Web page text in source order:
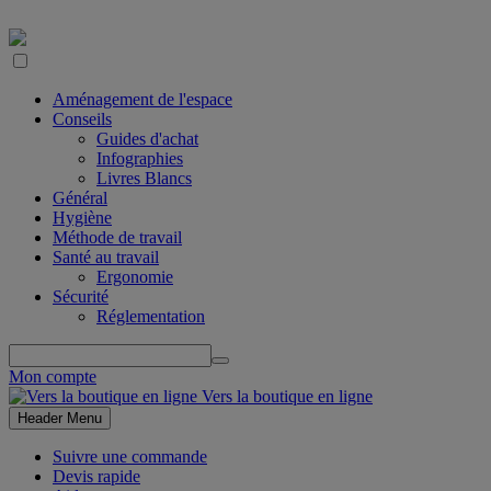
Aménagement de l'espace
Conseils
Guides d'achat
Infographies
Livres Blancs
Général
Hygiène
Méthode de travail
Santé au travail
Ergonomie
Sécurité
Réglementation
Mon compte
Vers la boutique en ligne
Header Menu
Suivre une commande
Devis rapide